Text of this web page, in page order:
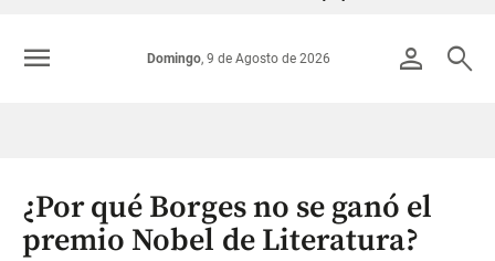
Colombia
person search
Domingo, 9 de Agosto de 2026
menu
¿Por qué Borges no se ganó el
premio Nobel de Literatura?